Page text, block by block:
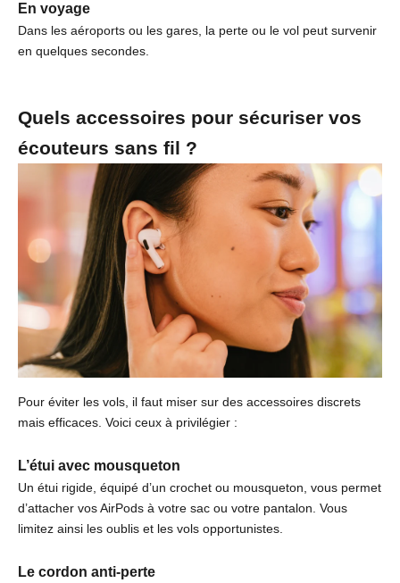
En voyage
Dans les aéroports ou les gares, la perte ou le vol peut survenir
en quelques secondes.
Quels accessoires pour sécuriser vos
écouteurs sans fil ?
Pour éviter les vols, il faut miser sur des accessoires discrets
mais efficaces. Voici ceux à privilégier :
L’étui avec mousqueton
Un étui rigide, équipé d’un crochet ou mousqueton, vous permet
d’attacher vos AirPods à votre sac ou votre pantalon. Vous
limitez ainsi les oublis et les vols opportunistes.
Le cordon anti-perte